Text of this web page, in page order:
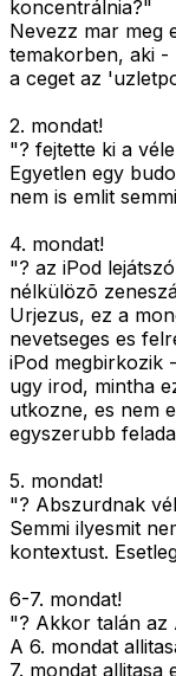
koncentrálnia?"
Nevezz mar meg
temakorben, aki -
a ceget az
2. mondat!
"? fejtette ki a
Egyetlen egy
nem is emlit
4. mondat!
"? az iPod
nélkülözõ
Urjezus, ez a
nevetseges es
iPod megbirkozik
ugy irod, mintha
utkozne, es nem
egyszerubb
5. mondat!
"? Abszurdnak
Semmi ilyesmit
kontextust.
6-7. mondat!
"? Akkor talán az
A 6. mondat
7. mondat allitasa